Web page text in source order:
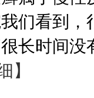
们看到
长时间
】